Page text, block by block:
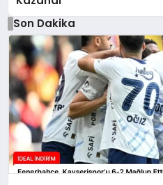
Son Dakika